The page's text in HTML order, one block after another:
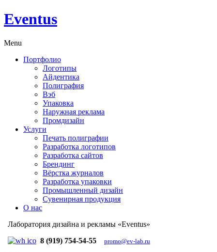
Eventus
Menu
Портфолио
Логотипы
Айдентика
Полиграфия
Вэб
Упаковка
Наружная реклама
Промдизайн
Услуги
Печать полиграфии
Разработка логотипов
Разработка сайтов
Брендинг
Вёрстка журналов
Разработка упаковки
Промышленный дизайн
Сувенирная продукция
О нас
Лаборатория дизайна и рекламы «Eventus»
8 (919) 754-54-55
promo@ev-lab.ru